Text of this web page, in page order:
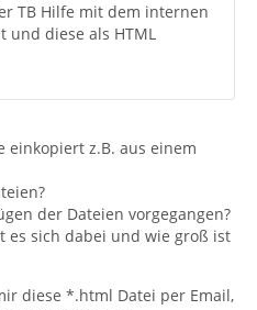
TB Hilfe mit dem internen
und diese als HTML
einkopiert z.B. aus einem
der Dateien vorgegangen?
es sich dabei und wie groß ist
diese *.html Datei per Email,